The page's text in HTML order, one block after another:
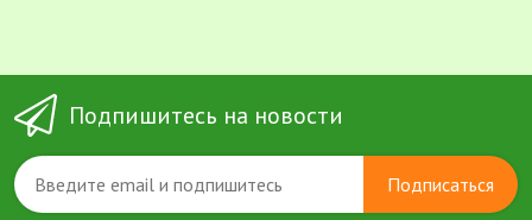
Подпишитесь на новости
Подписаться